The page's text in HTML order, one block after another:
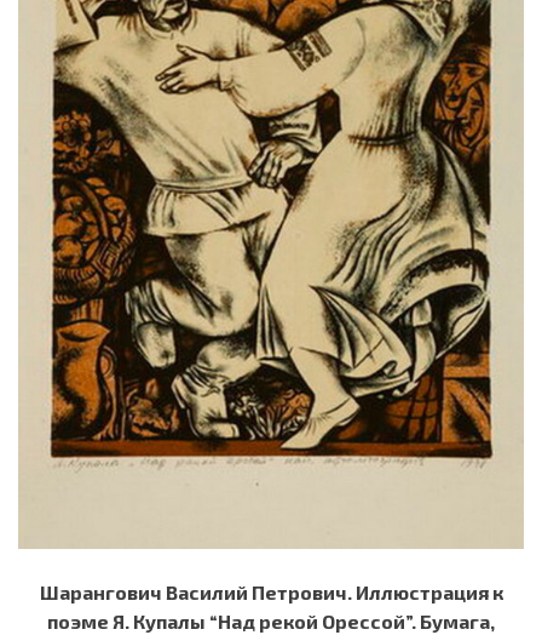
Шарангович Василий Петрович. Иллюстрация к
поэме Я. Купалы “Над рекой Орессой”. Бумага,